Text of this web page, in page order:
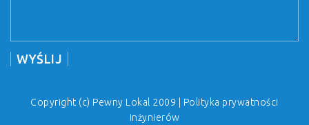
Copyright (c) Pewny Lokal 2009 | Polityka prywatności
inżynierów